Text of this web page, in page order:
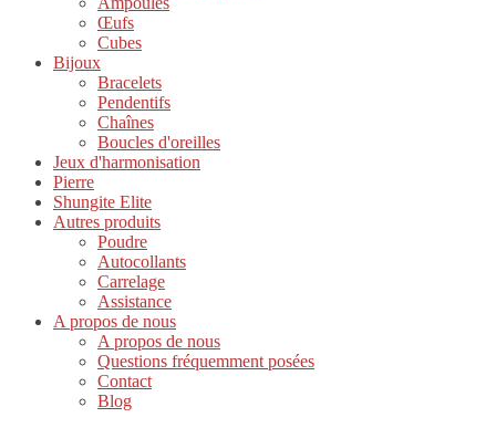
Œufs
Cubes
Bijoux
Bracelets
Pendentifs
Chaînes
Boucles d'oreilles
Jeux d'harmonisation
Pierre
Shungite Elite
Autres produits
Poudre
Autocollants
Carrelage
Assistance
A propos de nous
A propos de nous
Questions fréquemment posées
Contact
Blog